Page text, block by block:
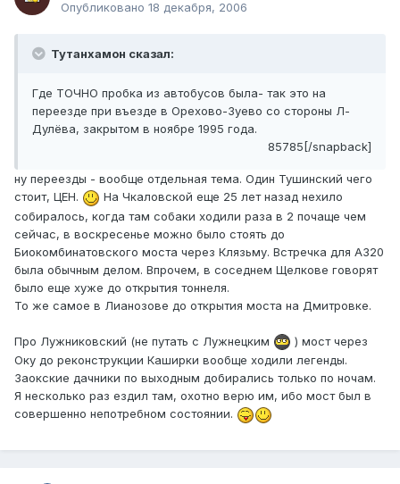
Опубликовано 18 декабря, 2006
Тутанхамон сказал:
Где ТОЧНО пробка из автобусов была- так это на
переезде при въезде в Орехово-Зуево со стороны Л-
Дулёва, закрытом в ноябре 1995 года.
85785[/snapback]
ну переезды - вообще отдельная тема. Один Тушинский чего
стоит, ЦЕН.
На Чкаловской еще 25 лет назад нехило
собиралось, когда там собаки ходили раза в 2 почаще чем
сейчас, в воскресенье можно было стоять до
Биокомбинатовского моста через Клязьму. Встречка для А320
была обычным делом. Впрочем, в соседнем Щелкове говорят
было еще хуже до открытия тоннеля.
То же самое в Лианозове до открытия моста на Дмитровке.
Про Лужниковский (не путать с Лужнецким
) мост через
Оку до реконструкции Каширки вообще ходили легенды.
Заокские дачники по выходным добирались только по ночам.
Я несколько раз ездил там, охотно верю им, ибо мост был в
совершенно непотребном состоянии.